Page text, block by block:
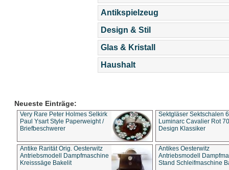
Antikspielzeug
Design & Stil
Glas & Kristall
Haushalt
Neueste Einträge:
Very Rare Peter Holmes Selkirk
Paul Ysart Style Paperweight /
Briefbeschwerer
Sektgläser Sektschalen
Luminarc Cavalier Rot
Design Klassiker
Antike Rarität Orig. Oesterwitz
Antriebsmodell Dampfmaschine
Kreisssäge Bakelit
Antikes Oesterwitz
Antriebsmodell
Stand Schleifmaschine